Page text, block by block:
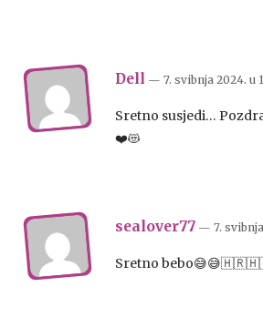
Dell — 7. svibnja 2024. u
Sretno susjedi…
❤️😻
sealover77 — 7.
Sretno